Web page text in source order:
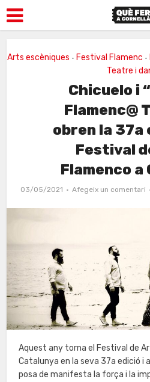
Arts escèniques • Festival Flamenc •
Teatre i
Chicuelo i
Flamenc@
obren la 37a
Festival
Flamenco a
03/05/2021 Afegeix un comentari
Aquest any torna el Festival de
Catalunya en la seva 37a edició i
posa de manifesta la força i la